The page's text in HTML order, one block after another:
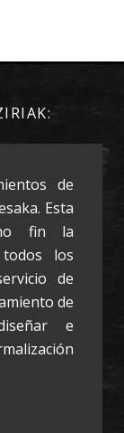
de
Esta
fin la
los
de
de
e